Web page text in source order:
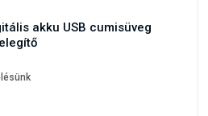
akku USB cumisüveg